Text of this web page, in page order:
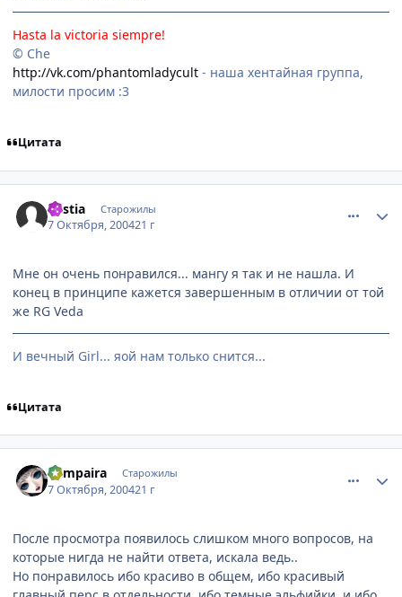
Hasta la victoria siempre!
© Che
http://vk.com/phantomladycult - наша хентайная группа,
милости просим :3
Цитата
Bestia Старожилы
7 Октября, 200421 г
Мне он очень понравился... мангу я так и не нашла. И
конец в принципе кажется завершенным в отличии от той
же RG Veda
И вечный Girl... яой нам только снится...
Цитата
Vampaira Старожилы
7 Октября, 200421 г
После просмотра появилось слишком много вопросов, на
которые нигда не найти ответа, искала ведь..
Но понравилось ибо красиво в общем, ибо красивый